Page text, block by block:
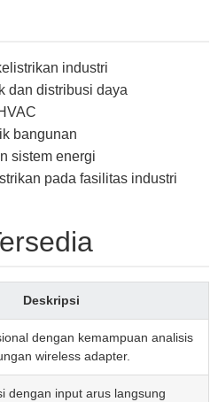
industri
dan distribusi daya
bangunan
sistem energi
pada fasilitas industri
Deskripsi
dengan kemampuan analisis
wireless adapter.
dengan input arus langsung